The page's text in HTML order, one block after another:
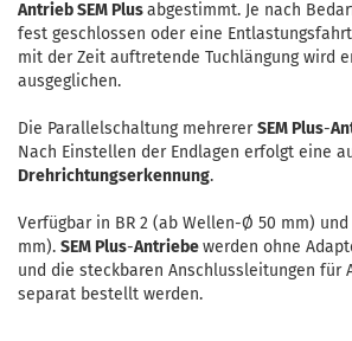
Antrieb SEM Plusabgestimmt. Je nach
fest geschlossen oder eine
mit der Zeit auftretende Tuchlängung wird
ausgeglichen.
Die Parallelschaltung mehrererSEM Plus-
Nach Einstellen der Endlagen erfolgt eine
Drehrichtungserkennung.
Verfügbar in BR 2 (ab Wellen-Ø 50 mm)
mm). SEM Plus-Antriebewerden ohne
und die steckbaren Anschlussleitungen für
separat bestellt werden.